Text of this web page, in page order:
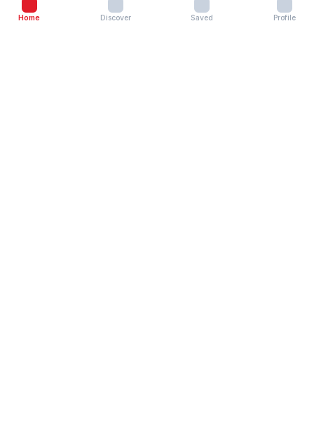
Home Discover Saved Profile